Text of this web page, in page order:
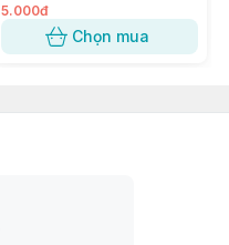
5.000đ
Chọn mua